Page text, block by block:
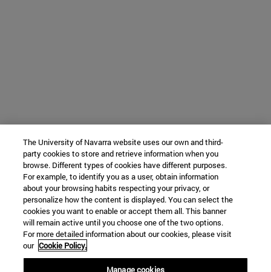
The University of Navarra website uses our own and third-
party cookies to store and retrieve information when you
browse. Different types of cookies have different purposes.
For example, to identify you as a user, obtain information
about your browsing habits respecting your privacy, or
personalize how the content is displayed. You can select the
cookies you want to enable or accept them all. This banner
will remain active until you choose one of the two options.
For more detailed information about our cookies, please visit
our Cookie Policy.
Manage cookies